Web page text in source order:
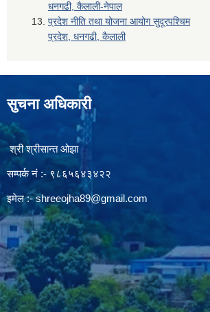
धनगढी, कैलाली-नेपाल
प्रदेश नीति तथा योजना आयोग सुदूरपश्चिम
प्रदेश, धनगढी, कैलाली
सुचना अधिकारी
श्री श्रीसान्त ओझा
सम्पर्क नं :- ९८६५६४३४२२
इमेल :-shreeojha89@gmail.com